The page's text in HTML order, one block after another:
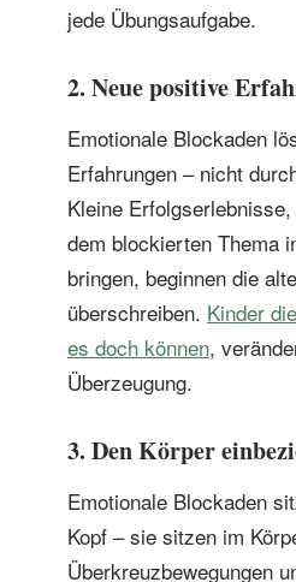
jede Übungsaufgabe.
2. Neue positive
Emotionale Blockaden
Erfahrungen – nicht
Kleine
dem blockierten Thema
bringen, beginnen die
überschreiben. Kinder
es doch können,
Überzeugung.
3. Den Körper
Emotionale Blockaden
Kopf – sie sitzen im
Überkreuzbewegungen